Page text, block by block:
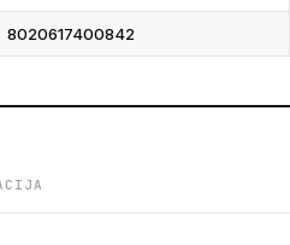
8020617400842